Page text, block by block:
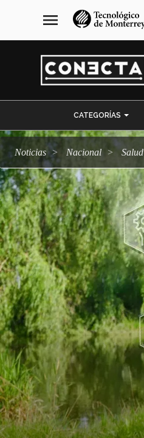
navegación
principal
menu
CATEGORÍAS
Noticias Nacional salud